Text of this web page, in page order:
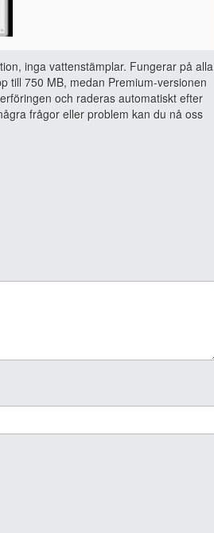
inga vattenstämplar. Fungerar på alla
till 750 MB, medan Premium-versionen
och raderas automatiskt efter
frågor eller problem kan du nå oss